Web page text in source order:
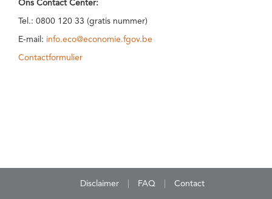
Ons Contact Center:
Tel.: 0800 120 33 (gratis nummer)
E-mail: info.eco@economie.fgov.be
Contactformulier
Disclaimer FAQ Contact